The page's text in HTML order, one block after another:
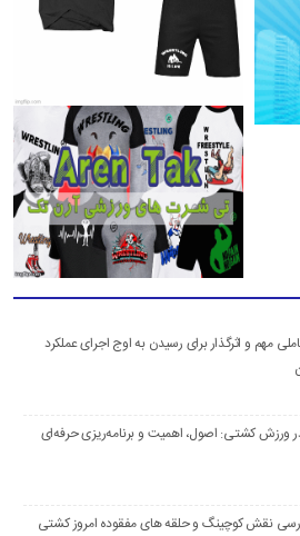
مهم و اثرگذار برای رسیدن به اوج اجرای عملکرد
ورزش کشتی: اصول، اهمیت و برنامه‌ریزی حرفه‌ای
نقش کوچینگ و حلقه های مفقوده امروز کشتی